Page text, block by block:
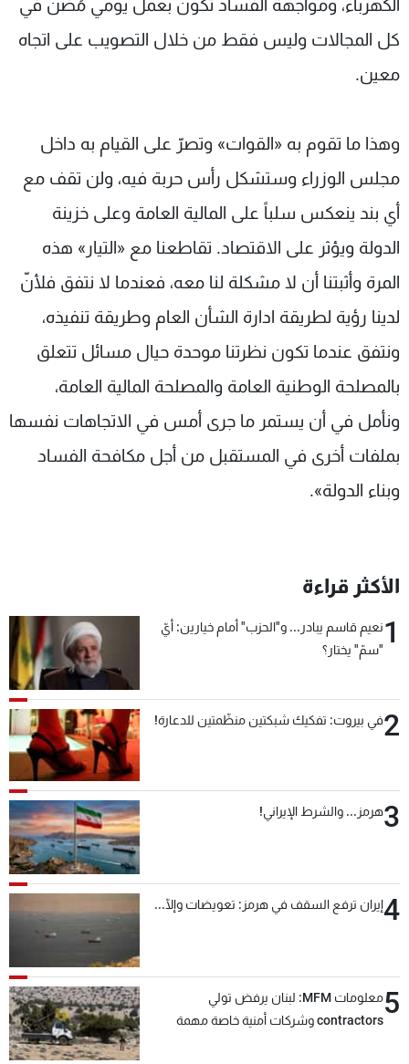
الكهرباء، ومواجهة الفساد تكون بعمل يومي مُضن في
كل المجالات وليس فقط من خلال التصويب على اتجاه
معين.
وهذا ما تقوم به «القوات» وتصرّ على القيام به داخل
مجلس الوزراء وستشكل رأس حربة فيه، ولن تقف مع
أي بند ينعكس سلباً على المالية العامة وعلى خزينة
الدولة ويؤثر على الاقتصاد. تقاطعنا مع «التيار» هذه
المرة وأثبتنا أن لا مشكلة لنا معه، فعندما لا نتفق فلأنّ
لدينا رؤية لطريقة ادارة الشأن العام وطريقة تنفيذه،
ونتفق عندما تكون نظرتنا موحدة حيال مسائل تتعلق
بالمصلحة الوطنية العامة والمصلحة المالية العامة،
ونأمل في أن يستمر ما جرى أمس في الاتجاهات نفسها
بملفات أخرى في المستقبل من أجل مكافحة الفساد
وبناء الدولة».
الأكثر قراءة
1نعيم قاسم يبادر... و"الحزب" أمام خيارين: أيّ
"سمّ" يختار؟
2في بيروت: تفكيك شبكتين منظّمتين للدعارة!
3هرمز... والشرط الإيراني!
4إيران ترفع السقف في هرمز: تعويضات وإلّا...
5
معلومات MFM: لبنان يرفض تولي
contractors وشركات أمنية خاصة مهمة